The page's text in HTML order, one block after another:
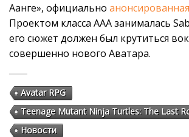
Аанге», официально анонсированная
Проектом класса AAA занималась
его сюжет должен был крутиться
совершенно нового Аватара.
Avatar RPG
Teenage Mutant Ninja Turtles: The Last
Новости